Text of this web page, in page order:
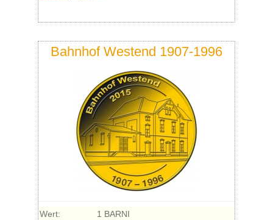
Bahnhof Westend 1907-1996
Wert:
1 BARNI